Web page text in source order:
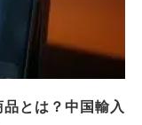
とは？中国輸入